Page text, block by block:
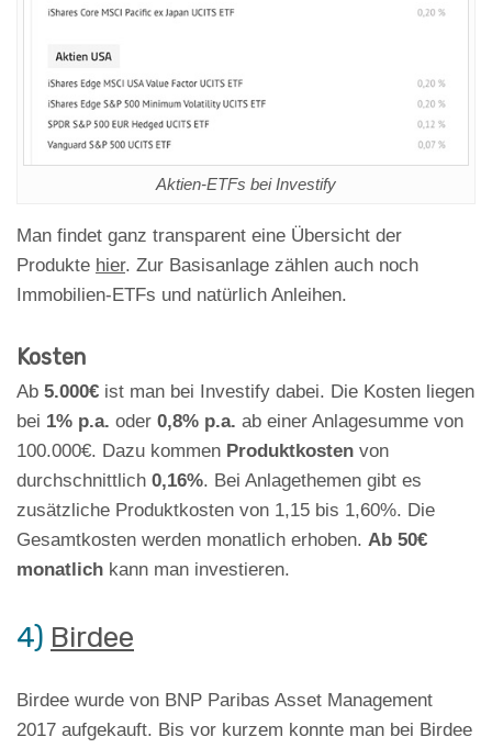
Aktien-ETFs bei Investify
Man findet ganz transparent eine Übersicht der
Produkte hier. Zur Basisanlage zählen auch noch
Immobilien-ETFs und natürlich Anleihen.
Kosten
Ab 5.000€ ist man bei Investify dabei. Die Kosten liegen
bei 1% p.a. oder 0,8% p.a. ab einer Anlagesumme von
100.000€. Dazu kommen Produktkosten von
durchschnittlich 0,16%. Bei Anlagethemen gibt es
zusätzliche Produktkosten von 1,15 bis 1,60%. Die
Gesamtkosten werden monatlich erhoben. Ab 50€
monatlich kann man investieren.
4) Birdee
Birdee wurde von BNP Paribas Asset Management
2017 aufgekauft. Bis vor kurzem konnte man bei Birdee